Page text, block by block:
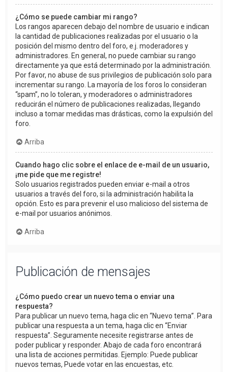
¿Cómo se puede cambiar mi rango?
Los rangos aparecen debajo del nombre de usuario e indican
la cantidad de publicaciones realizadas por el usuario o la
posición del mismo dentro del foro, e.j. moderadores y
administradores. En general, no puede cambiar su rango
directamente ya que está determinado por la administración.
Por favor, no abuse de sus privilegios de publicación solo para
incrementar su rango. La mayoría de los foros lo consideran
“spam”, no lo toleran, y moderadores o administradores
reducirán el número de publicaciones realizadas, llegando
incluso a tomar medidas mas drásticas, como la expulsión del
foro.
Arriba
Cuando hago clic sobre el enlace de e-mail de un usuario,
¡me pide que me registre!
Solo usuarios registrados pueden enviar e-mail a otros
usuarios a través del foro, si la administración habilita la
opción. Esto es para prevenir el uso malicioso del sistema de
e-mail por usuarios anónimos.
Arriba
Publicación de mensajes
¿Cómo puedo crear un nuevo tema o enviar una
respuesta?
Para publicar un nuevo tema, haga clic en “Nuevo tema”. Para
publicar una respuesta a un tema, haga clic en “Enviar
respuesta”. Seguramente necesite registrarse antes de
poder publicar y responder. Abajo de cada foro encontrará
una lista de acciones permitidas. Ejemplo: Puede publicar
nuevos temas, Puede votar en las encuestas, etc.